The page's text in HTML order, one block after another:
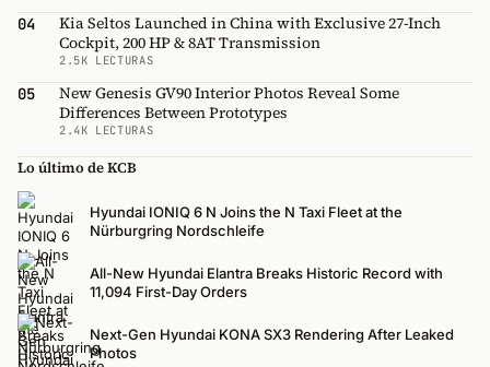
04
Kia Seltos Launched in China with Exclusive 27-Inch
Cockpit, 200 HP & 8AT Transmission
2.5K LECTURAS
05
New Genesis GV90 Interior Photos Reveal Some
Differences Between Prototypes
2.4K LECTURAS
Lo último de KCB
Hyundai IONIQ 6 N Joins the N Taxi Fleet at the
Nürburgring Nordschleife
All-New Hyundai Elantra Breaks Historic Record with
11,094 First-Day Orders
Next-Gen Hyundai KONA SX3 Rendering After Leaked
Photos